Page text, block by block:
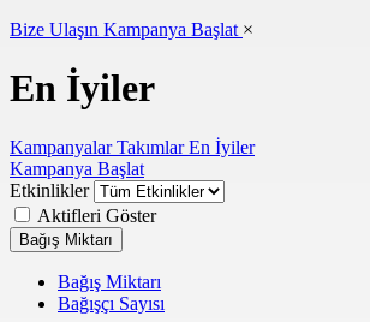
Bize Ulaşın Kampanya Başlat ×
En İyiler
KampanyalarTakımlarEn İyiler
Kampanya Başlat
Etkinlikler
Aktifleri Göster
Bağış Miktarı
Bağış Miktarı
Bağışçı Sayısı